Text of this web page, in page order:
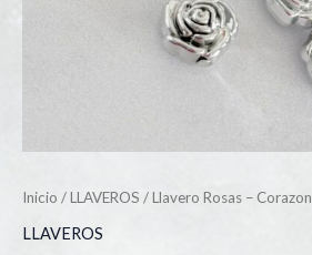
Inicio /LLAVEROS / Llavero Rosas – Corazon
LLAVEROS